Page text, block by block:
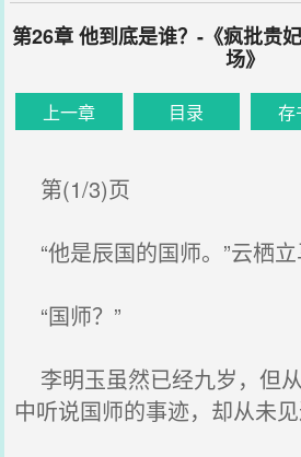
第26章 他到底是谁？-《疯批贵
场》
上一章 目录 存
第(1/3)页
“他是辰国的国师。”云栖立
“国师？”
李明玉虽然已经九岁，但
中听说国师的事迹，却从未见